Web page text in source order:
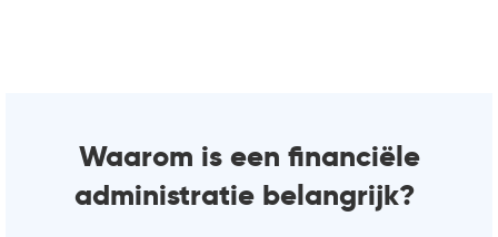
Waarom is een financiële
administratie belangrijk?